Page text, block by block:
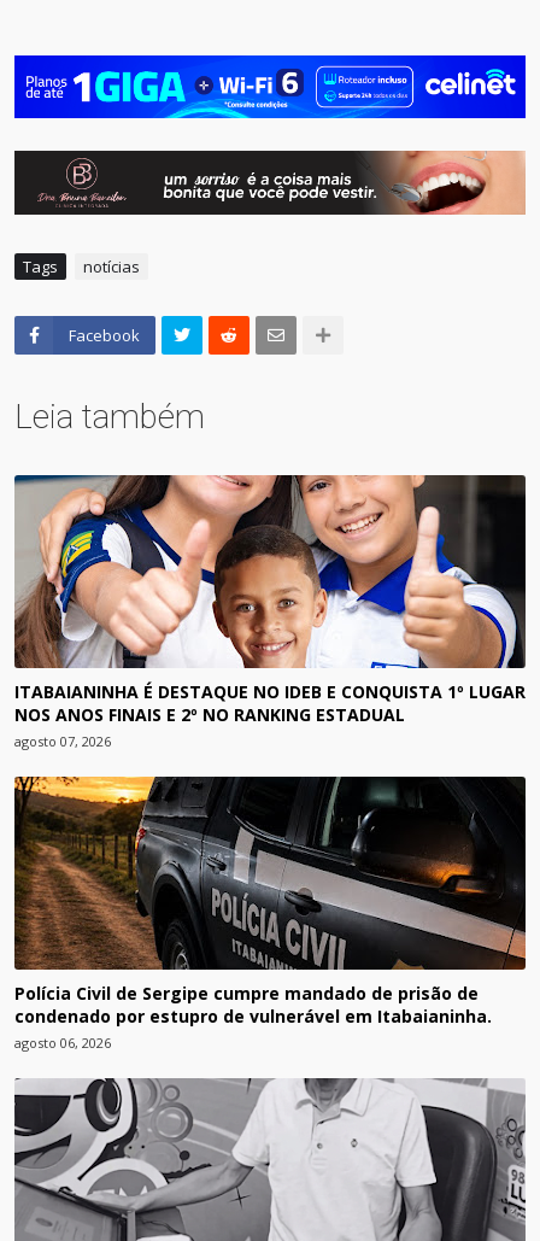
Tags notícias
Facebook
Leia também
ITABAIANINHA É DESTAQUE NO IDEB E CONQUISTA 1º LUGAR
NOS ANOS FINAIS E 2º NO RANKING ESTADUAL
agosto 07, 2026
Polícia Civil de Sergipe cumpre mandado de prisão de
condenado por estupro de vulnerável em Itabaianinha.
agosto 06, 2026